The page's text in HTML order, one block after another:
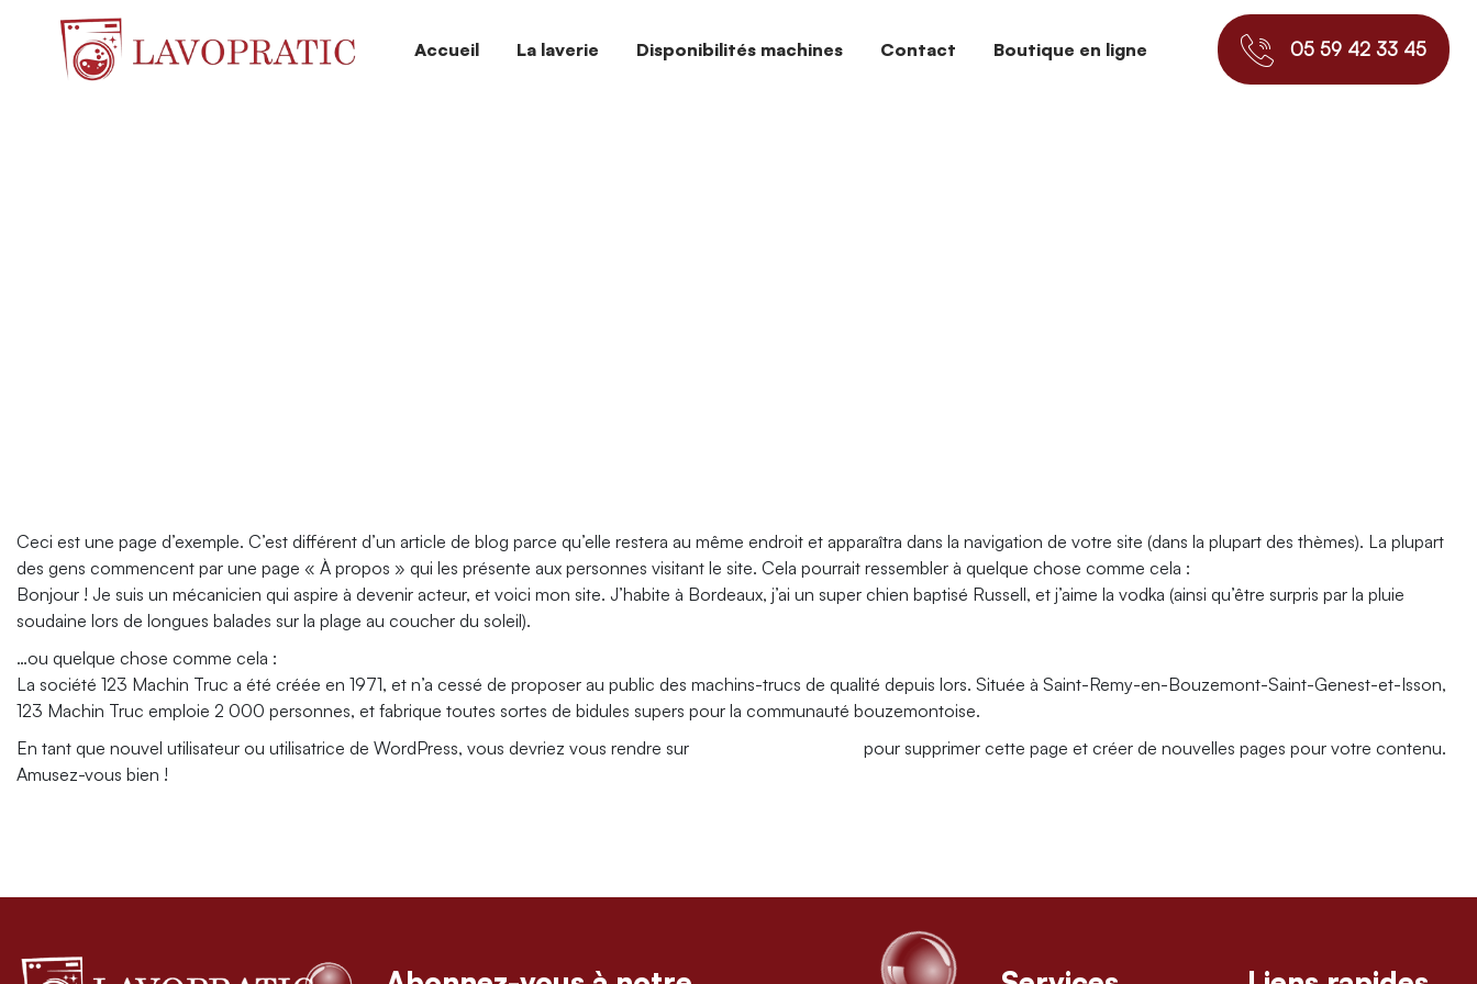
Accueil La laverie Disponibilités machines Contact Boutique en ligne 05 59 42 33 45
Ceci est une page d’exemple. C’est différent d’un article de blog parce qu’elle restera au même endroit et apparaîtra dans la navigation de votre site (dans la plupart des thèmes). La plupart
des gens commencent par une page « À propos » qui les présente aux personnes visitant le site. Cela pourrait ressembler à quelque chose comme cela :
Bonjour ! Je suis un mécanicien qui aspire à devenir acteur, et voici mon site. J’habite à Bordeaux, j’ai un super chien baptisé Russell, et j’aime la vodka (ainsi qu’être surpris par la pluie
soudaine lors de longues balades sur la plage au coucher du soleil).
…ou quelque chose comme cela :
La société 123 Machin Truc a été créée en 1971, et n’a cessé de proposer au public des machins-trucs de qualité depuis lors. Située à Saint-Remy-en-Bouzemont-Saint-Genest-et-Isson,
123 Machin Truc emploie 2 000 personnes, et fabrique toutes sortes de bidules supers pour la communauté bouzemontoise.
En tant que nouvel utilisateur ou utilisatrice de WordPress, vous devriez vous rendre sur
pour supprimer cette page et créer de nouvelles pages pour votre contenu.
Amusez-vous bien !